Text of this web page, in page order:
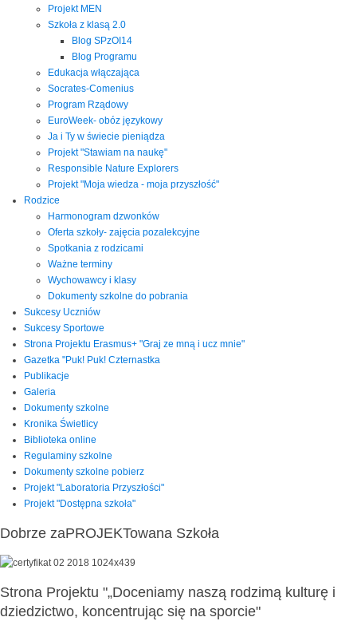
Projekt MEN
Szkoła z klasą 2.0
Blog SPzOI14
Blog Programu
Edukacja włączająca
Socrates-Comenius
Program Rządowy
EuroWeek- obóz językowy
Ja i Ty w świecie pieniądza
Projekt "Stawiam na naukę"
Responsible Nature Explorers
Projekt "Moja wiedza - moja przyszłość"
Rodzice
Harmonogram dzwonków
Oferta szkoły- zajęcia pozalekcyjne
Spotkania z rodzicami
Ważne terminy
Wychowawcy i klasy
Dokumenty szkolne do pobrania
Sukcesy Uczniów
Sukcesy Sportowe
Strona Projektu Erasmus+ "Graj ze mną i ucz mnie"
Gazetka "Puk! Puk! Czternastka
Publikacje
Galeria
Dokumenty szkolne
Kronika Świetlicy
Biblioteka online
Regulaminy szkolne
Dokumenty szkolne pobierz
Projekt "Laboratoria Przyszłości"
Projekt "Dostępna szkoła"
Dobrze zaPROJEKTowana Szkoła
Strona Projektu "„Doceniamy naszą rodzimą kulturę i
dziedzictwo, koncentrując się na sporcie"